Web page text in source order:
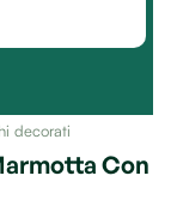
decorati
Con